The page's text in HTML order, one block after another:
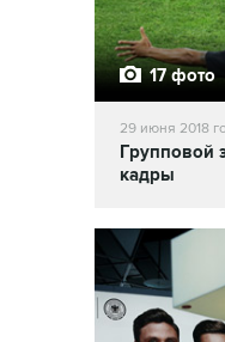
17 фото
29 июня 2018
Групповой
кадры